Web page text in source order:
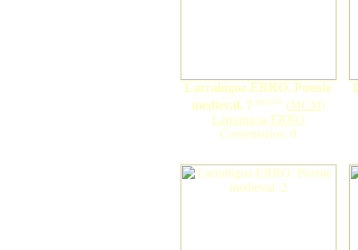
Larraingoa ERRO. Puente
medieval. 7 nuevo (MCM)
Larraingoa ERRO
Comentarios: 0